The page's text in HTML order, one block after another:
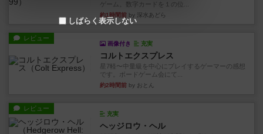
ゲーム。数字カードを１の位...
約1時間前 by 深水あどら
レビュー
画像付き 充実
コルトエクスプレス
星7軽〜中量級を中心にプレイするゲーマーの感想
です。ボードゲーム会にて...
約2時間前 by おとん
レビュー
充実
ヘッジロウ・ヘル
しばらく表示しない